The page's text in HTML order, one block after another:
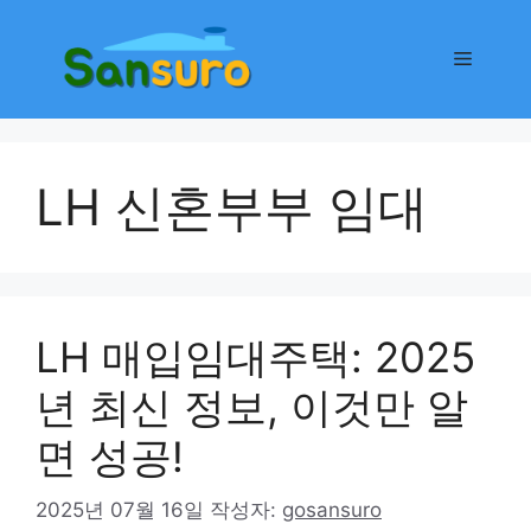
메
LH 신혼부부 임대
LH 매입임대주택: 2025
년 최신 정보, 이것만 알
면 성공!
2025년 07월 16일 작성자: gosansuro